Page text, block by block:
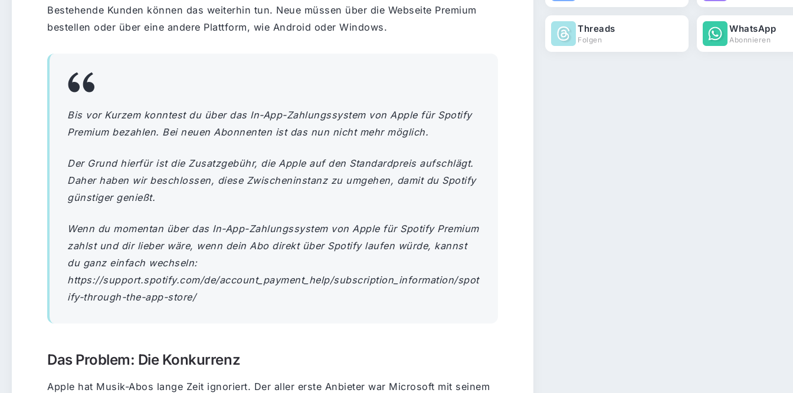
Bestehende Kunden können das weiterhin tun. Neue müssen über die Webseite Premium
bestellen oder über eine andere Plattform, wie Android oder Windows.
Bis vor Kurzem konntest du über das In-App-Zahlungssystem von Apple für Spotify
Premium bezahlen. Bei neuen Abonnenten ist das nun nicht mehr möglich.
Der Grund hierfür ist die Zusatzgebühr, die Apple auf den Standardpreis aufschlägt.
Daher haben wir beschlossen, diese Zwischeninstanz zu umgehen, damit du Spotify
günstiger genießt.
Wenn du momentan über das In-App-Zahlungssystem von Apple für Spotify Premium
zahlst und dir lieber wäre, wenn dein Abo direkt über Spotify laufen würde, kannst
du ganz einfach wechseln:
https://support.spotify.com/de/account_payment_help/subscription_information/spot
ify-through-the-app-store/
Das Problem: Die Konkurrenz
Apple hat Musik-Abos lange Zeit ignoriert. Der aller erste Anbieter war Microsoft mit seinem
Threads
Folgen
WhatsApp
Abonnieren